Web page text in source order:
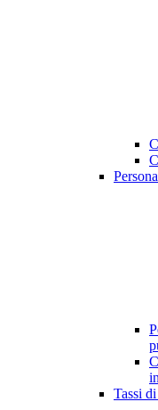
Tassi di